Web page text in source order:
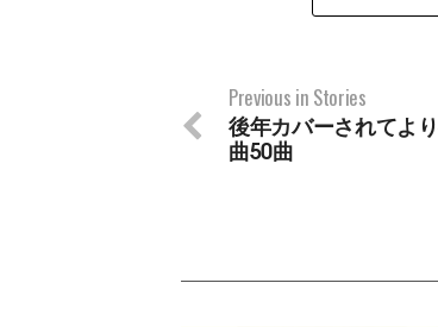
Previous in Stories
後年カバーされてよ
曲50曲